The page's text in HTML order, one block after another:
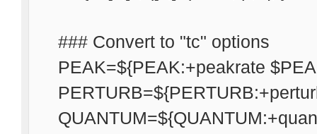
### Convert to "tc" options
PEAK=${PEAK:+peakrate